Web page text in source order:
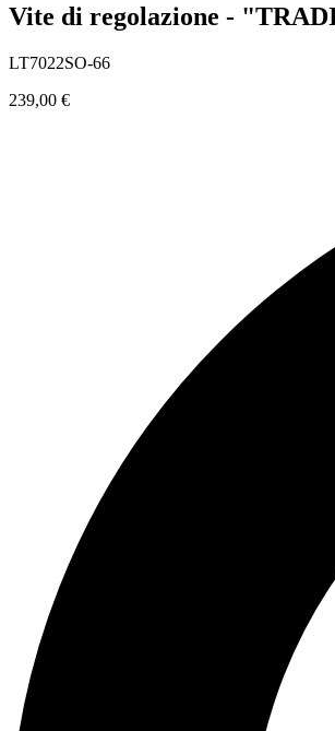
Vite di regolazione -
LT7022SO-66
239,00 €